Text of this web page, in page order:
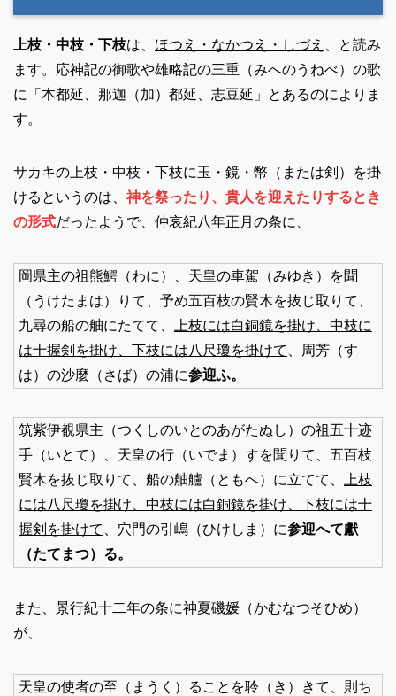
上枝・中枝・下枝は、 ほつえ・なかつえ・しづえ
、と読み
ます。応神記の御歌や雄略記の三重（みへのうねべ）の歌
に「本都延、那迦（加）都延、志豆延」とあるのによりま
す。
サカキの上枝・中枝・下枝に玉・鏡・幣（または剣）を掛
けるというのは、 神を祭ったり、貴人を迎えたりするとき
の形式だったようで、仲哀紀八年正月の条に、
岡県主の祖熊鰐（わに）、天皇の車駕（みゆき）を聞
（うけたまは）りて、予め五百枝の賢木を抜じ取りて、
九尋の船の舳にたてて、
上枝には白銅鏡を掛け、中枝に
は十握剣を掛け、下枝には八尺瓊を掛けて
、周芳（す
は）の沙麼（さば）の浦に参迎ふ。
筑紫伊覩県主（つくしのいとのあがたぬし）の祖五十迹
手（いとて）、天皇の行（いでま）すを聞りて、五百枝
賢木を抜じ取りて、船の舳艫（ともへ）に立てて、
上枝
には八尺瓊を掛け、中枝には白銅鏡を掛け、下枝には十
握剣を掛けて
、穴門の引嶋（ひけしま）に参迎へて獻
（たてまつ）る。
また、景行紀十二年の条に神夏磯媛（かむなつそひめ）
が、
天皇の使者の至（まうく）ることを聆（き）きて、則ち